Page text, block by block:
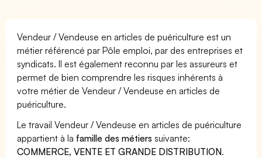
Vendeur / Vendeuse en articles de puériculture est un
métier référencé par Pôle emploi, par des entreprises et
syndicats. Il est également reconnu par les assureurs et
permet de bien comprendre les risques inhérents à
votre métier de Vendeur / Vendeuse en articles de
puériculture.
Le travail Vendeur / Vendeuse en articles de puériculture
appartient à la famille des métiers suivante:
COMMERCE, VENTE ET GRANDE DISTRIBUTION.